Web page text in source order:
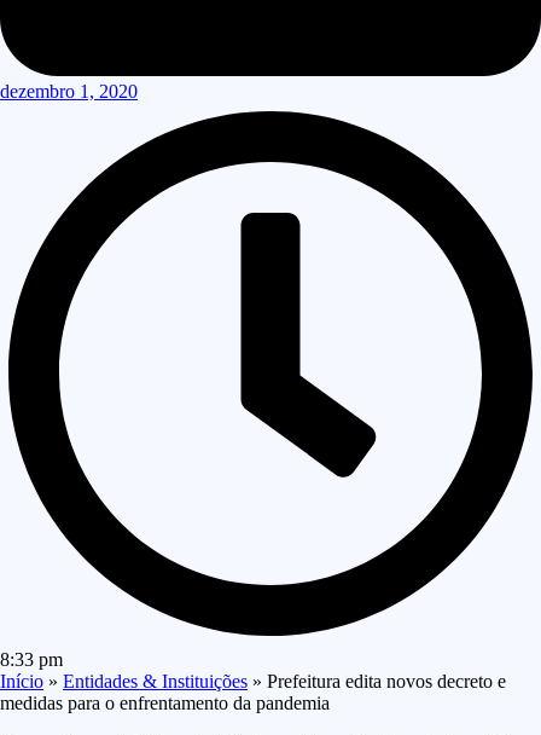
dezembro 1, 2020
8:33 pm
Início » Entidades & Instituições » Prefeitura edita novos decreto e
medidas para o enfrentamento da pandemia